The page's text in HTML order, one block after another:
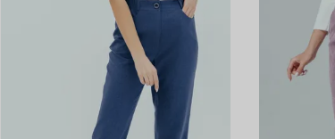
По возрастанию цены
По убыванию цены
100